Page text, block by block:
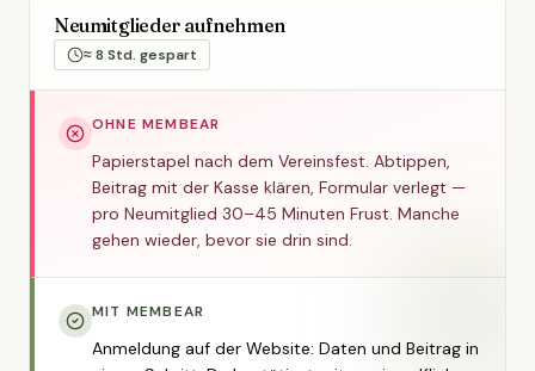
Neumitglieder aufnehmen
≈ 8 Std. gespart
OHNE MEMBEAR
Papierstapel nach dem Vereinsfest. Abtippen,
Beitrag mit der Kasse klären, Formular verlegt —
pro Neumitglied 30–45 Minuten Frust. Manche
gehen wieder, bevor sie drin sind.
MIT MEMBEAR
Anmeldung auf der Website: Daten und Beitrag in